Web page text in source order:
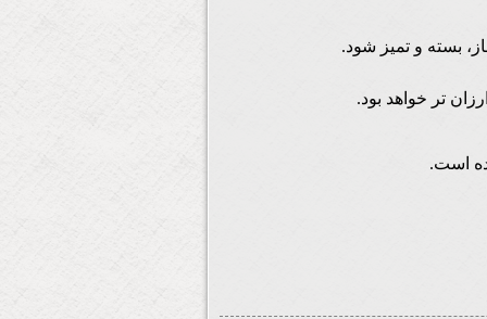
بسته و تمیز شود.
تر خواهد بود.
است.